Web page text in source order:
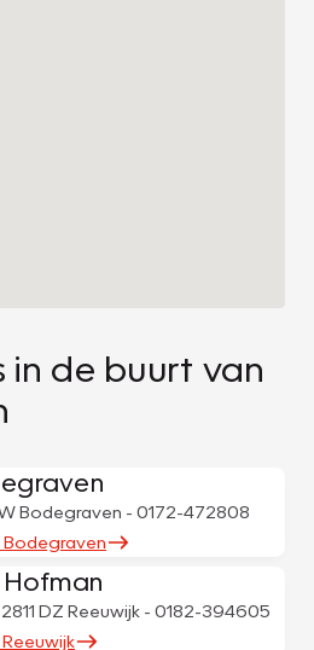
de buurt van
Bodegraven - 0172-472808
DZ Reeuwijk - 0182-394605